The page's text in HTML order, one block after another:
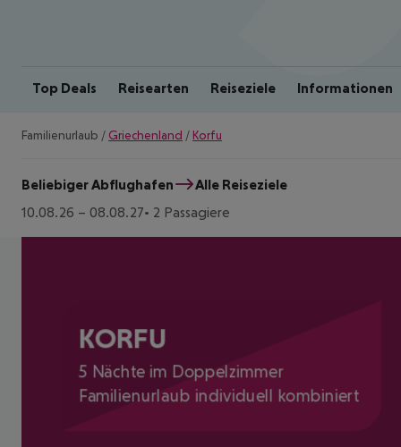
Top Deals Reisearten Reiseziele Informationen
Familienurlaub / Griechenland / Korfu
Beliebiger Abflughafen
Alle Reiseziele
10.08.26 – 08.08.27 2 Passagiere
KORFU
5 Nächte im Doppelzimmer
Familienurlaub individuell kombiniert